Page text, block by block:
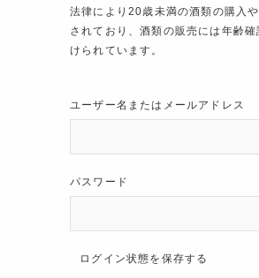
法律により20歳未満の酒類の購入
されており、酒類の販売には年齢確
けられています。
ユーザー名またはメールアドレス
パスワード
ログイン状態を保存する